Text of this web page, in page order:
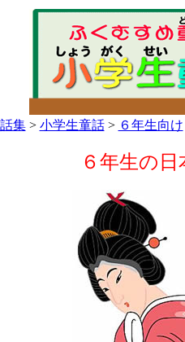
集> 小学生童話> ６年生向け
６年生の日